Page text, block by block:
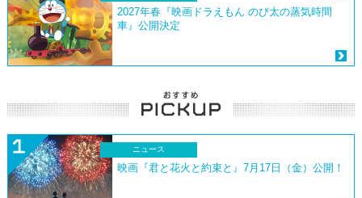
2027年春『映画ドラえもん のび太の蒸気時間
車』公開決定
ニュース
映画『君と花火と約束と』7月17日（金）公開！